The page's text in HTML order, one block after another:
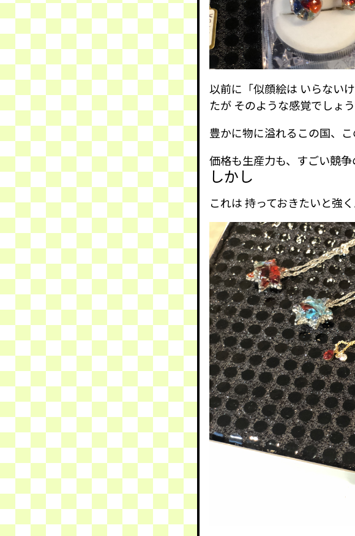
以前に「似顔絵は いらない
たが そのような感覚でしょう
豊かに物に溢れるこの国、こ
価格も生産力も、すごい競
しかし
これは 持っておきたいと強